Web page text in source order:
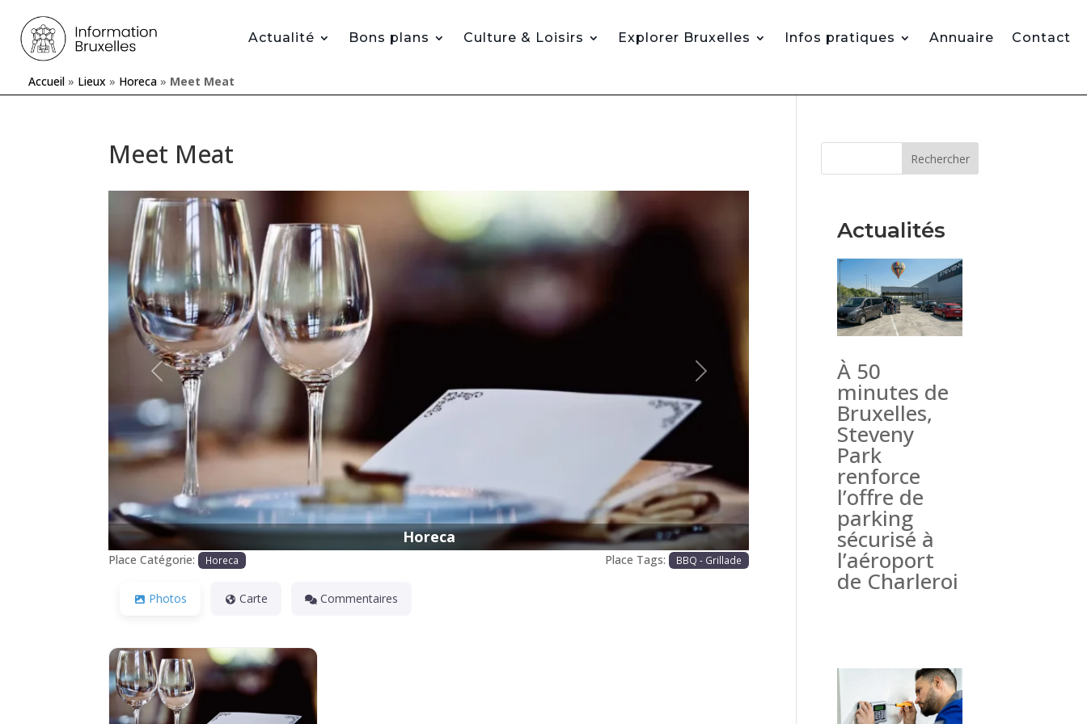
Actualité Bons plans Culture & Loisirs Explorer Bruxelles Infos pratiques Annuaire Contact
Accueil » Lieux » Horeca » Meet Meat
Meet Meat
Horeca
Précédente Prochaine
Place Catégorie: Horeca Place Tags: BBQ - Grillade
Photos Carte Commentaires
Rechercher
Actualités
À 50
minutes de
Bruxelles,
Steveny
Park
renforce
l’offre de
parking
sécurisé à
l’aéroport
de Charleroi